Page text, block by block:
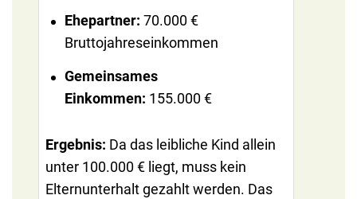
Ehepartner: 70.000 €
Bruttojahreseinkommen
Gemeinsames
Einkommen: 155.000 €
Ergebnis: Da das leibliche Kind allein
unter 100.000 € liegt, muss kein
Elternunterhalt gezahlt werden. Das